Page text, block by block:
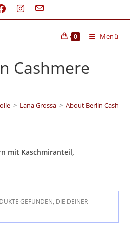
0 Menü
Cashmere
> Lana Grossa > About Berlin
mit Kaschmiranteil,
GEFUNDEN, DIE DEINER